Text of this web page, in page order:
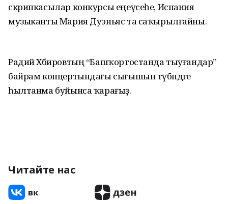
скрипкасылар конкурсы еңеүсеһе, Испания
музыканты Мария Дуэньяс та саҡырылғайны.
Радий Хәбировтың “Башҡортостанда тыуғандар”
байрам концертындағы сығышын түбәндәге
һылтанма буйынса ҡарағыҙ.
Читайте нас